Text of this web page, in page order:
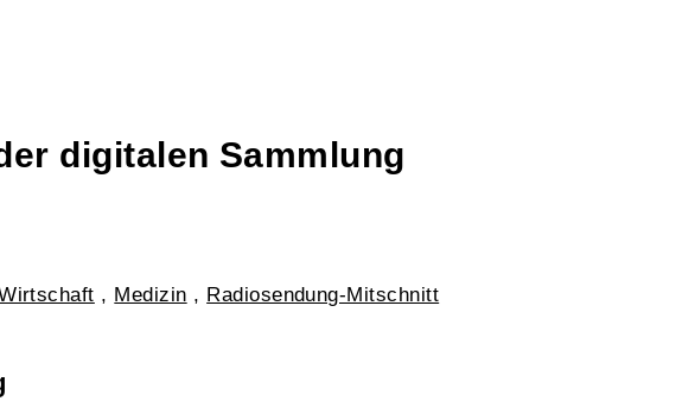
digitalen Sammlung
, Medizin , Radiosendung-Mitschnitt